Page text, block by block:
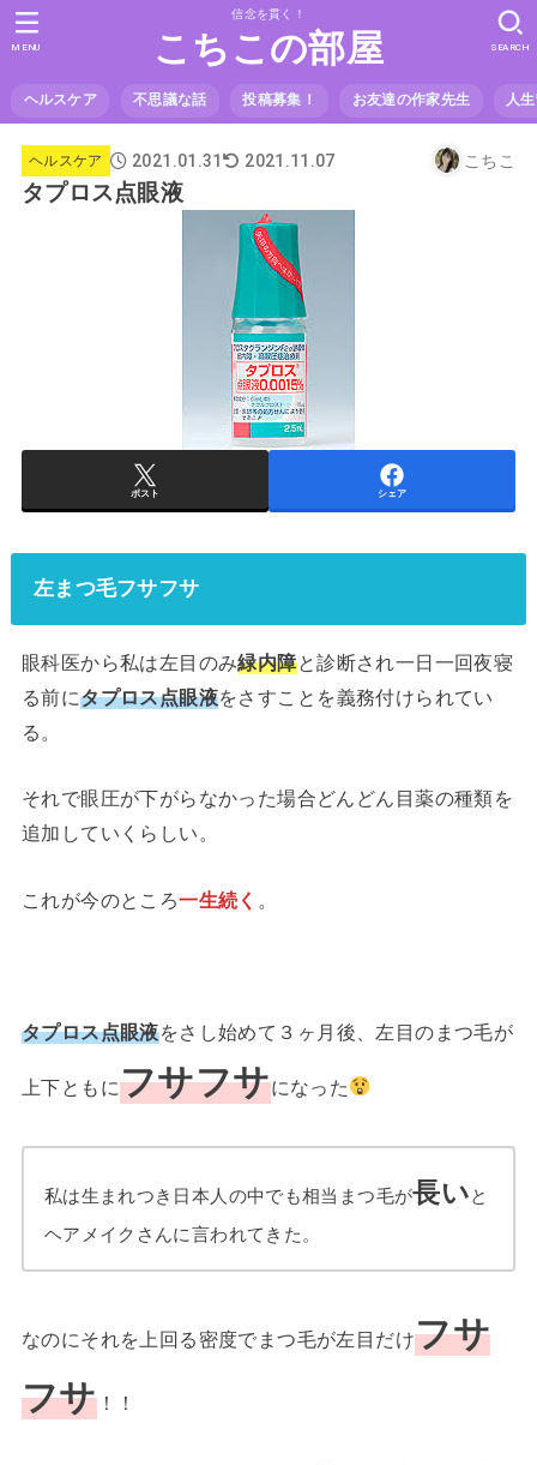
信念を貫く！
こちこの部屋
ヘルスケア 不思議な話 投稿募集！ お友達の作家先生 人
SEARCH
MENU
ヘルスケア 2021.01.31 2021.11.07 こちこ
タプロス点眼液
ポスト シェア
左まつ毛フサフサ
眼科医から私は左目のみ緑内障と診断され一日一回夜寝
る前にタプロス点眼液をさすことを義務付けられてい
る。
それで眼圧が下がらなかった場合どんどん目薬の種類を
追加していくらしい。
これが今のところ一生続く
タプロス点眼液をさし始めて３ヶ月後、左目のまつ毛が
上下ともにフサフサになった
私は生まれつき日本人の中でも相当まつ毛が長いと
ヘアメイクさんに言われてきた。
なのにそれを上回る密度でまつ毛が左目だけフサ
フサ！！